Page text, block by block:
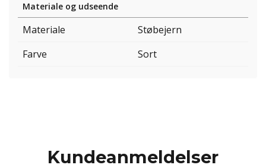
Materiale og udseende
Materiale
Støbejern
Farve
Sort
Kundeanmeldelser